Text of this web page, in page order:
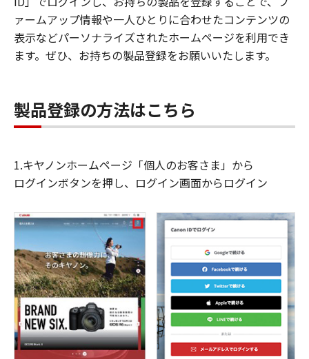
ァームアップ情報や一人ひとりに合わせたコンテンツの
表示などパーソナライズされたホームページを利用でき
ます。ぜひ、お持ちの製品登録をお願いいたします。
製品登録の方法はこちら
1.キヤノンホームページ「個人のお客さま」から
ログインボタンを押し、ログイン画面からログイン